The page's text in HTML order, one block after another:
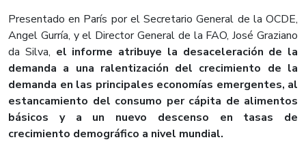
Presentado en París por el Secretario General de la OCDE,
Angel Gurría, y el Director General de la FAO, José Graziano
da Silva, el informe atribuye la desaceleración de la
demanda a una ralentización del crecimiento de la
demanda en las principales economías emergentes, al
estancamiento del consumo per cápita de alimentos
básicos y a un nuevo descenso en tasas de
crecimiento demográfico a nivel mundial.